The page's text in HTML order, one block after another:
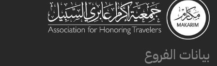
بيانات الفروع